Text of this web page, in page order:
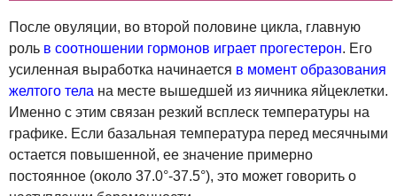
После овуляции, во второй половине цикла, главную
роль в соотношении гормонов играет прогестерон. Его
усиленная выработка начинается в момент образования
желтого тела на месте вышедшей из яичника яйцеклетки.
Именно с этим связан резкий всплеск температуры на
графике. Если базальная температура перед месячными
остается повышенной, ее значение примерно
постоянное (около 37.0°-37.5°), это может говорить о